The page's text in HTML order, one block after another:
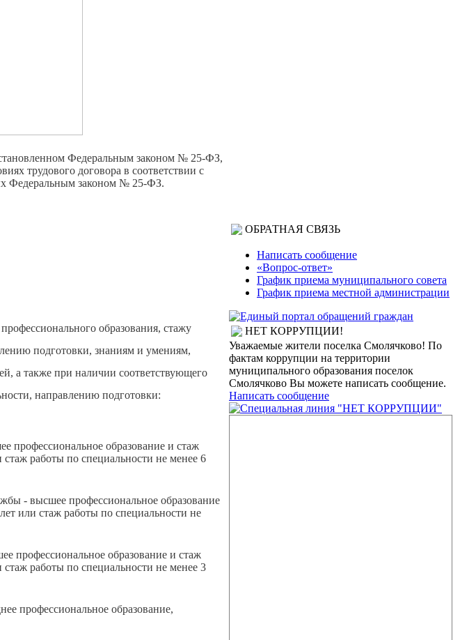
Федеральным законом № 25-ФЗ,
трудового договора в соответствии с
Федеральным законом № 25-ФЗ.
образования, стажу
подготовки, знаниям и умениям,
а также при наличии соответствующего
направлению подготовки:
профессиональное образование и стаж
работы по специальности не менее 6
- высшее профессиональное образование
или стаж работы по специальности не
профессиональное образование и стаж
работы по специальности не менее 3
профессиональное образование,
ОБРАТНАЯ СВЯЗЬ
Написать сообщение
«Вопрос-ответ»
График приема муниципального совета
График приема местной администрации
НЕТ КОРРУПЦИИ!
Уважаемые жители поселка Смолячково! По
фактам коррупции на территории
муниципального образования поселок
Смолячково Вы можете написать сообщение.
Написать сообщение